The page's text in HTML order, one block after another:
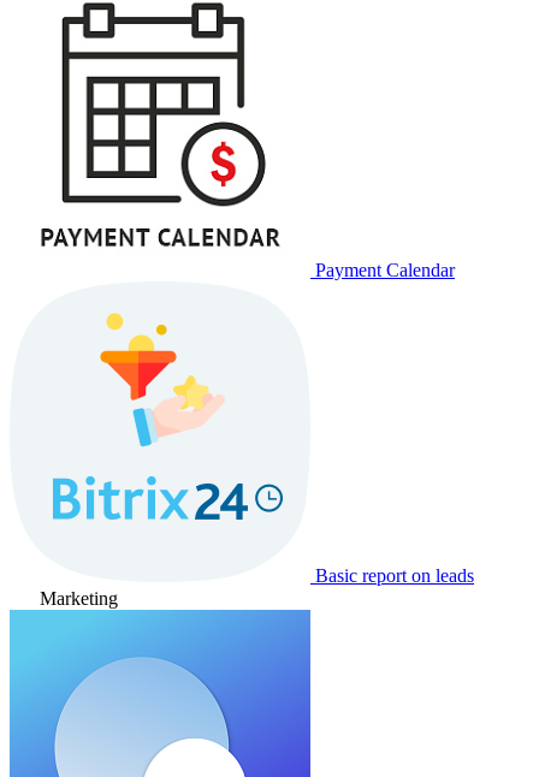
Payment Calendar
Basic report on leads
Marketing